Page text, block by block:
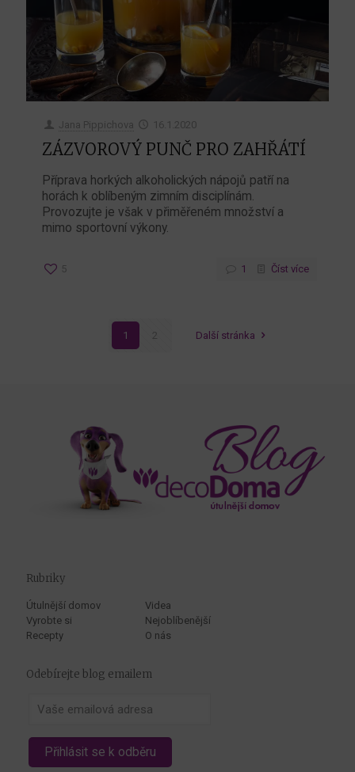
Jana Pippichova 16.1.2020
ZÁZVOROVÝ PUNČ PRO ZAHŘÁTÍ
Příprava horkých alkoholických nápojů patří na
horách k oblíbeným zimním disciplínám.
Provozujte je však v přiměřeném množství a
mimo sportovní výkony.
5 1 Číst více
1 2 Další stránka
Rubriky
Útulnější domov
Vyrobte si
Recepty
Videa
Nejoblíbenější
O nás
Odebírejte blog emailem